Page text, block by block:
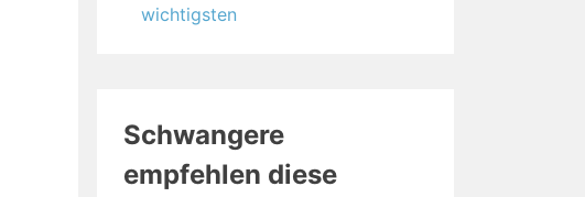
wichtigsten
Schwangere
empfehlen diese